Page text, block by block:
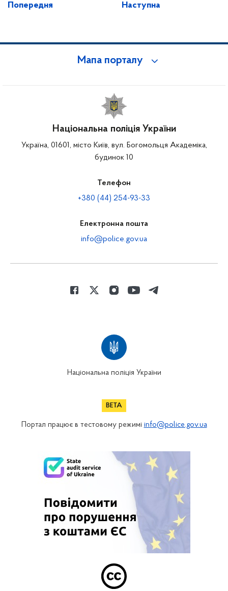
Попередня Наступна
Мапа порталу
Національна поліція України
Україна, 01601, місто Київ, вул. Богомольця Академіка,
будинок 10
Телефон
+380 (44) 254-93-33
Електронна пошта
info@police.gov.ua
Національна поліція України
Портал працює в тестовому режимі info@police.gov.ua